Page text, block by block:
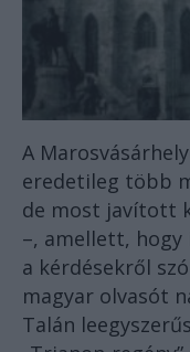
A
eredetileg több
de most javított
–, amellett, hogy
a kérdésekről
magyar olvasót
Talán